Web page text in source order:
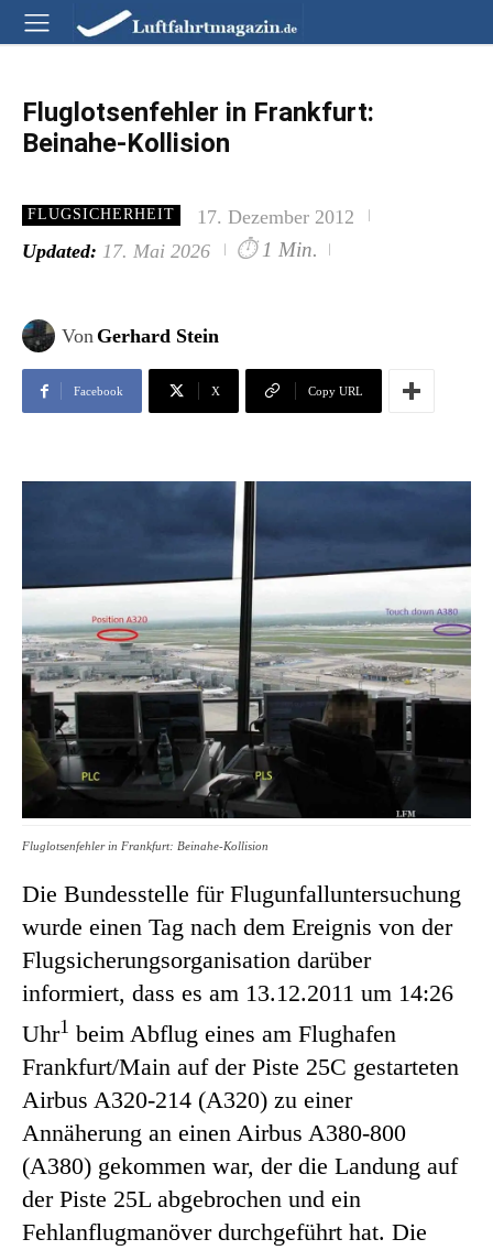
Fluglotsenfehler in Frankfurt:
Beinahe-Kollision
FLUGSICHERHEIT
17. Dezember 2012
Updated: 17. Mai 2026 ⏱ 1 Min.
Von Gerhard Stein
Facebook X Copy URL
Fluglotsenfehler in Frankfurt: Beinahe-Kollision
Die Bundesstelle für Flugunfalluntersuchung
wurde einen Tag nach dem Ereignis von der
Flugsicherungsorganisation darüber
informiert, dass es am 13.12.2011 um 14:26
Uhr1 beim Abflug eines am Flughafen
Frankfurt/Main auf der Piste 25C gestarteten
Airbus A320-214 (A320) zu einer
Annäherung an einen Airbus A380-800
(A380) gekommen war, der die Landung auf
der Piste 25L abgebrochen und ein
Fehlanflugmanöver durchgeführt hat. Die